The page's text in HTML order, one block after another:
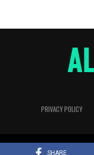
SHARE
PRIVACY POLICY